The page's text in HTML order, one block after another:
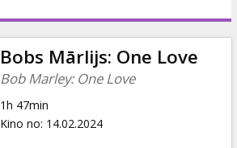
Bobs Mārlijs: One Love
Bob Marley: One Love
1h 47min
Kino no: 14.02.2024